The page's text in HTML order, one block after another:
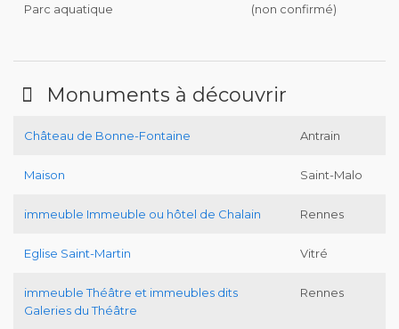
Parc aquatique (non confirmé)
Monuments à découvrir
Château de Bonne-Fontaine Antrain
Maison Saint-Malo
immeuble Immeuble ou hôtel de Chalain Rennes
Eglise Saint-Martin Vitré
immeuble Théâtre et immeubles dits
Galeries du Théâtre
Rennes